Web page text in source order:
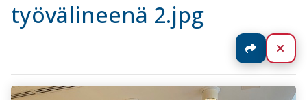
työvälineenä 2.jpg
Jaa